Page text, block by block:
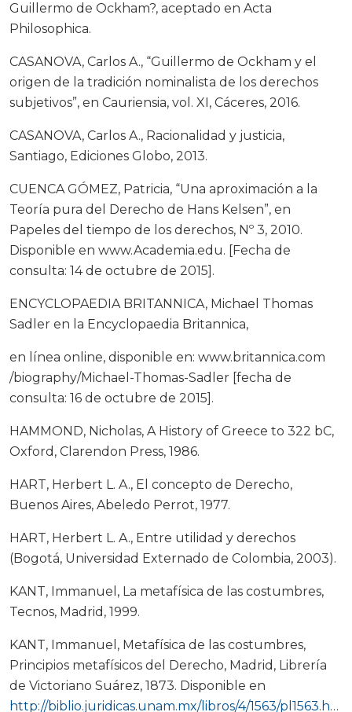
Guillermo de Ockham?, aceptado en Acta
Philosophica.
CASANOVA, Carlos A., “Guillermo de Ockham y el
origen de la tradición nominalista de los derechos
subjetivos”, en Cauriensia, vol. XI, Cáceres, 2016.
CASANOVA, Carlos A., Racionalidad y justicia,
Santiago, Ediciones Globo, 2013.
CUENCA GÓMEZ, Patricia, “Una aproximación a la
Teoría pura del Derecho de Hans Kelsen”, en
Papeles del tiempo de los derechos, Nº 3, 2010.
Disponible en www.Academia.edu. [Fecha de
consulta: 14 de octubre de 2015].
ENCYCLOPAEDIA BRITANNICA, Michael Thomas
Sadler en la Encyclopaedia Britannica,
en línea online, disponible en: www.britannica.com
/biography/Michael-Thomas-Sadler [fecha de
consulta: 16 de octubre de 2015].
HAMMOND, Nicholas, A History of Greece to 322 bC,
Oxford, Clarendon Press, 1986.
HART, Herbert L. A., El concepto de Derecho,
Buenos Aires, Abeledo Perrot, 1977.
HART, Herbert L. A., Entre utilidad y derechos
(Bogotá, Universidad Externado de Colombia, 2003).
KANT, Immanuel, La metafísica de las costumbres,
Tecnos, Madrid, 1999.
KANT, Immanuel, Metafísica de las costumbres,
Principios metafísicos del Derecho, Madrid, Librería
de Victoriano Suárez, 1873. Disponible en
http://biblio.juridicas.unam.mx/libros/4/1563/pl1563.htm